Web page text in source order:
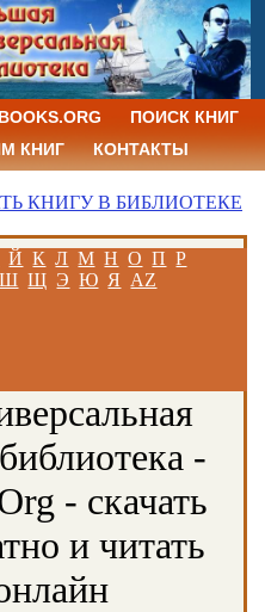
ПОИСК КНИГ
КНИГ
КОНТАКТЫ
КНИГУ В БИБЛИОТЕКЕ
Й К Л М Н О П Р
Ш Щ Э Ю Я AZ
-
- скачать
и читать